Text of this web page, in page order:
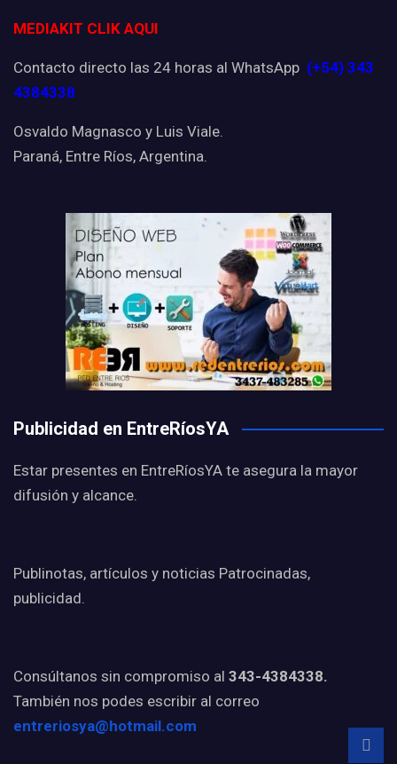
MEDIAKIT CLIK AQUI
Contacto directo las 24 horas al WhatsApp (+54) 343
4384338
Osvaldo Magnasco y Luis Viale.
Paraná, Entre Ríos, Argentina.
Publicidad en EntreRíosYA
Estar presentes en EntreRíosYA te asegura la mayor
difusión y alcance.
Publinotas, artículos y noticias Patrocinadas,
publicidad.
Consúltanos sin compromiso al 343-4384338.
También nos podes escribir al correo
entreriosya@hotmail.com